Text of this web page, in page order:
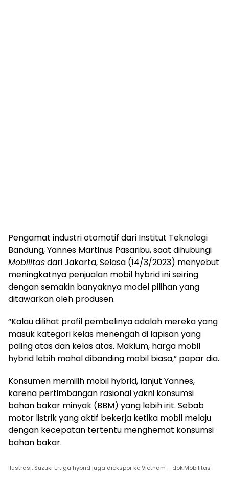
Pengamat industri otomotif dari Institut Teknologi
Bandung, Yannes Martinus Pasaribu, saat dihubungi
Mobilitasdari Jakarta, Selasa (14/3/2023) menyebut
meningkatnya penjualan mobil hybrid ini seiring
dengan semakin banyaknya model pilihan yang
ditawarkan oleh produsen.
“Kalau dilihat profil pembelinya adalah mereka yang
masuk kategori kelas menengah di lapisan yang
paling atas dan kelas atas. Maklum, harga mobil
hybrid lebih mahal dibanding mobil biasa,” papar dia.
Konsumen memilih mobil hybrid, lanjut Yannes,
karena pertimbangan rasional yakni konsumsi
bahan bakar minyak (BBM) yang lebih irit. Sebab
motor listrik yang aktif bekerja ketika mobil melaju
dengan kecepatan tertentu menghemat konsumsi
bahan bakar.
Ilustrasi, Suzuki Ertiga hybrid juga diekspor ke Vietnam – dok.Mobilitas